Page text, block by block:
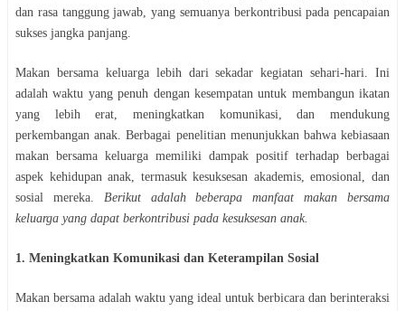
dan rasa tanggung jawab, yang semuanya berkontribusi pada pencapaian
sukses jangka panjang.
Makan bersama keluarga lebih dari sekadar kegiatan sehari-hari. Ini
adalah waktu yang penuh dengan kesempatan untuk membangun ikatan
yang lebih erat, meningkatkan komunikasi, dan mendukung
perkembangan anak. Berbagai penelitian menunjukkan bahwa kebiasaan
makan bersama keluarga memiliki dampak positif terhadap berbagai
aspek kehidupan anak, termasuk kesuksesan akademis, emosional, dan
sosial mereka. Berikut adalah beberapa manfaat makan bersama
keluarga yang dapat berkontribusi pada kesuksesan anak.
1. Meningkatkan Komunikasi dan Keterampilan Sosial
Makan bersama adalah waktu yang ideal untuk berbicara dan berinteraksi